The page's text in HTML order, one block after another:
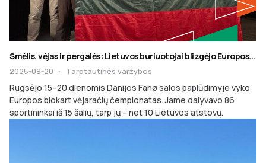
Smėlis, vėjas ir pergalės: Lietuvos buriuotojai blizgėjo Europos...
2025-09-20 · Tarptautinės varžybos
Rugsėjo 15–20 dienomis Danijos Fanø salos paplūdimyje vyko
Europos blokart vėjaračių čempionatas. Jame dalyvavo 86
sportininkai iš 15 šalių, tarp jų – net 10 Lietuvos atstovų.